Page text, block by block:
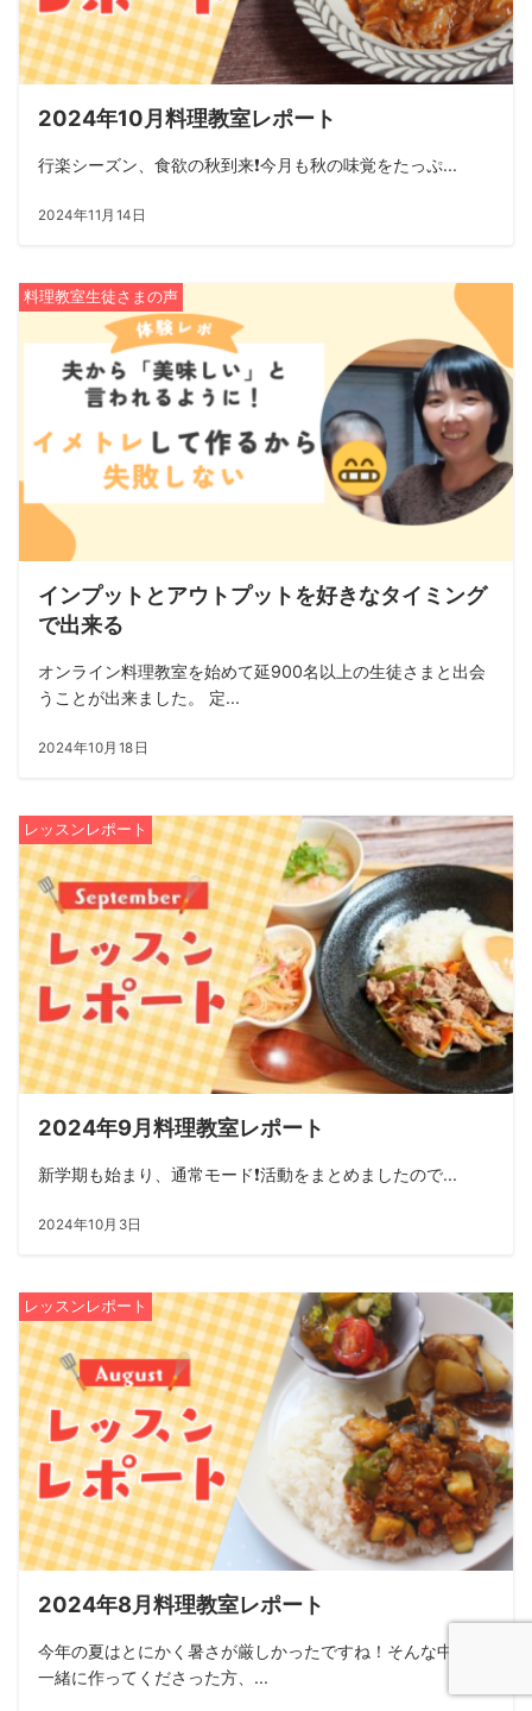
2024年10月料理教室レポート
行楽シーズン、食欲の秋到来❗️今月も秋の味覚をたっぷ...
2024年11月14日
料理教室生徒さまの声
インプットとアウトプットを好きなタイミング
で出来る
オンライン料理教室を始めて延900名以上の生徒さまと出会
うことが出来ました。 定...
2024年10月18日
レッスンレポート
2024年9月料理教室レポート
新学期も始まり、通常モード❗️活動をまとめましたので...
2024年10月3日
レッスンレポート
2024年8月料理教室レポート
今年の夏はとにかく暑さが厳しかったですね！そんな中でも
一緒に作ってくださった方、...